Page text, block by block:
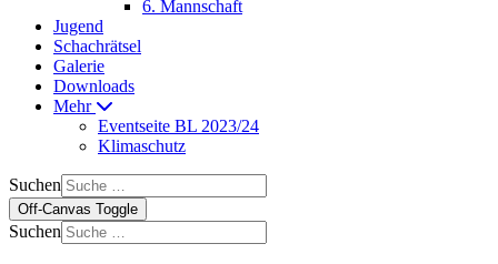
6. Mannschaft
Jugend
Schachrätsel
Galerie
Downloads
Mehr
Eventseite BL 2023/24
Klimaschutz
Suchen
Off-Canvas Toggle
Suchen